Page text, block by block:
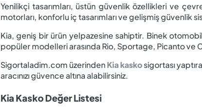
Yenilikçi tasarımları, üstün güvenlik özellikleri ve
motorları, konforlu iç tasarımları ve gelişmiş güvenlik
Kia, geniş bir ürün yelpazesine sahiptir. Binek
popüler modelleri arasında Rio, Sportage, Picanto ve
Sigortaladim.com üzerindenKia kaskosigortası
aracınızı güvence altına alabilirsiniz.
Kia Kasko Değer Listesi